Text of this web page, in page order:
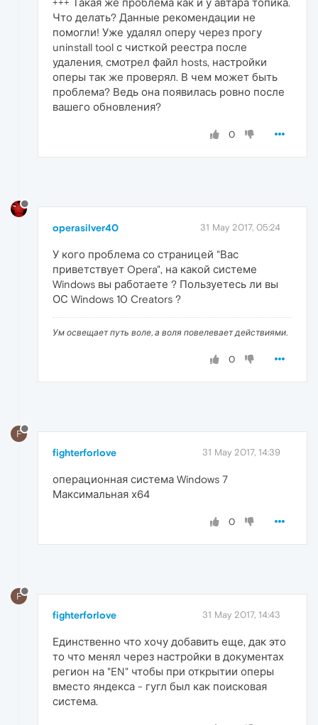
+++ Такая же проблема как и у автара топика.
Что делать? Данные рекомендации не
помогли! Уже удалял оперу через прогу
uninstall tool с чисткой реестра после
удаления, смотрел файл hosts, настройки
оперы так же проверял. В чем может быть
проблема? Ведь она появилась ровно после
вашего обновления?
0
operasilver40 31 May 2017, 05:24
У кого проблема со страницей "Вас
приветствует Opera", на какой системе
Windows вы работаете ? Пользуетесь ли вы
ОС Windows 10 Creators ?
Ум освещает путь воле, а воля повелевает действиями.
0
F
fighterforlove 31 May 2017, 14:39
операционная система Windows 7
Максимальная х64
0
F
fighterforlove 31 May 2017, 14:43
Единственно что хочу добавить еще, дак это
то что менял через настройки в документах
регион на "EN" чтобы при открытии оперы
вместо яндекса - гугл был как поисковая
система.